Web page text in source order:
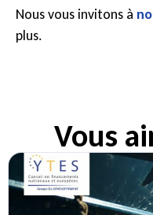
Nous vous invitons à
plus.
Vous